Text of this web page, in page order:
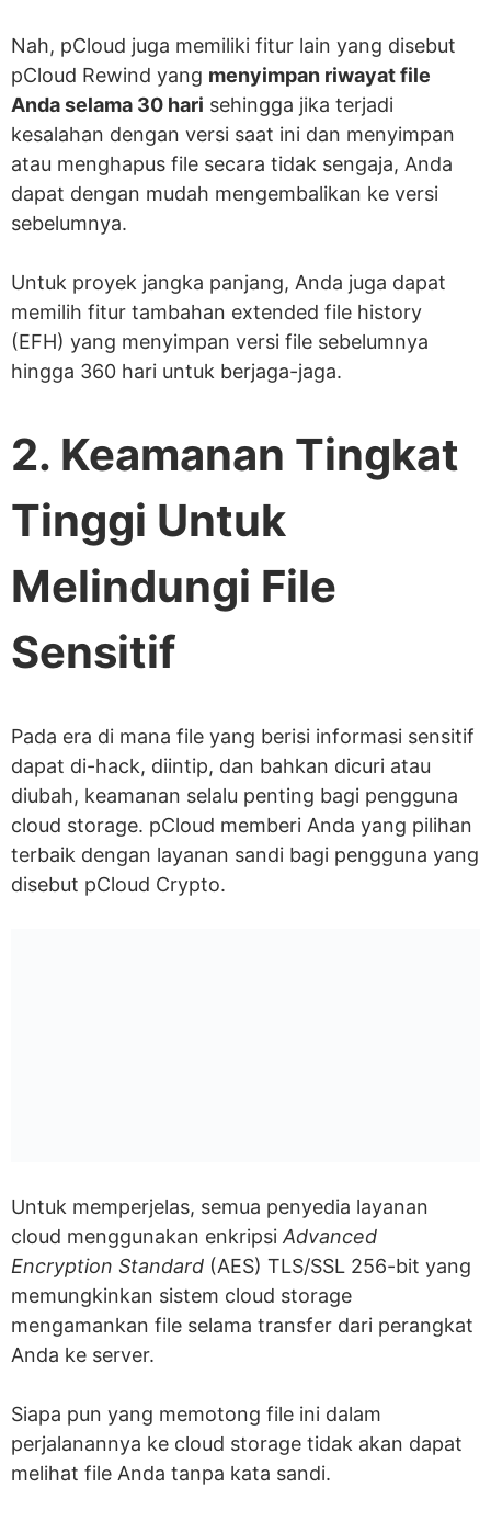
Nah, pCloud juga memiliki fitur lain yang disebut
pCloud Rewind yang menyimpan riwayat file
Anda selama 30 hari sehingga jika terjadi
kesalahan dengan versi saat ini dan menyimpan
atau menghapus file secara tidak sengaja, Anda
dapat dengan mudah mengembalikan ke versi
sebelumnya.
Untuk proyek jangka panjang, Anda juga dapat
memilih fitur tambahan extended file history
(EFH) yang menyimpan versi file sebelumnya
hingga 360 hari untuk berjaga-jaga.
2. Keamanan Tingkat
Tinggi Untuk
Melindungi File
Sensitif
Pada era di mana file yang berisi informasi sensitif
dapat di-hack, diintip, dan bahkan dicuri atau
diubah, keamanan selalu penting bagi pengguna
cloud storage. pCloud memberi Anda yang pilihan
terbaik dengan layanan sandi bagi pengguna yang
disebut pCloud Crypto.
Untuk memperjelas, semua penyedia layanan
cloud menggunakan enkripsi Advanced
Encryption Standard (AES) TLS/SSL 256-bit yang
memungkinkan sistem cloud storage
mengamankan file selama transfer dari perangkat
Anda ke server.
Siapa pun yang memotong file ini dalam
perjalanannya ke cloud storage tidak akan dapat
melihat file Anda tanpa kata sandi.